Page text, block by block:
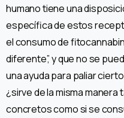
humano tiene una
específica de estos
el consumo de
diferente”, y que no se
una ayuda para paliar
¿sirve de la misma
concretos como si se